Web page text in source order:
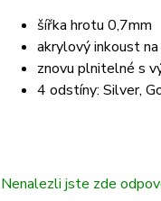
šířka hrotu 0,7mm
akrylový inkoust
znovu plnitelné s
4 odstíny: Silver,
Nenalezli jste zde